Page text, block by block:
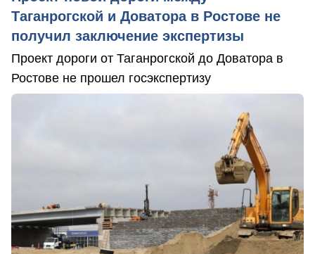
Таганрогской и Доватора в Ростове не
получил заключение экспертизы
Проект дороги от Таганрогской до Доватора в
Ростове не прошел госэкспертизу